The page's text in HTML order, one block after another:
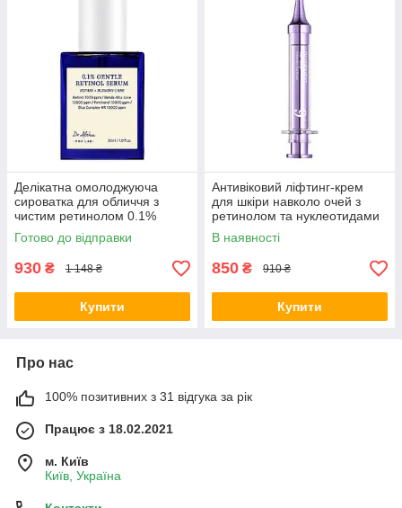
Делікатна омолоджуюча
сироватка для обличчя з
чистим ретинолом 0.1%
Dr.Althea 0.1% Gentle Retinol
Serum 30 мл
Готово до відправки
930 ₴ 1 148 ₴
Купити
Антивіковий ліфтинг-крем
для шкіри навколо очей з
ретинолом та нуклеотидами
Numbuzin NAD+ Retinol
Volumetox Eye Cream 10 мл
В наявності
850 ₴ 910 ₴
Купити
Про нас
100% позитивних з 31 відгука за рік
Працює з 18.02.2021
м. Київ
Київ, Україна